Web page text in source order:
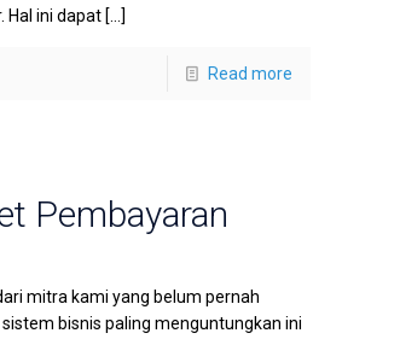
Hal ini dapat[…]
Read more
Pembayaran
mitra kami yang belum pernah
bisnis paling menguntungkan ini